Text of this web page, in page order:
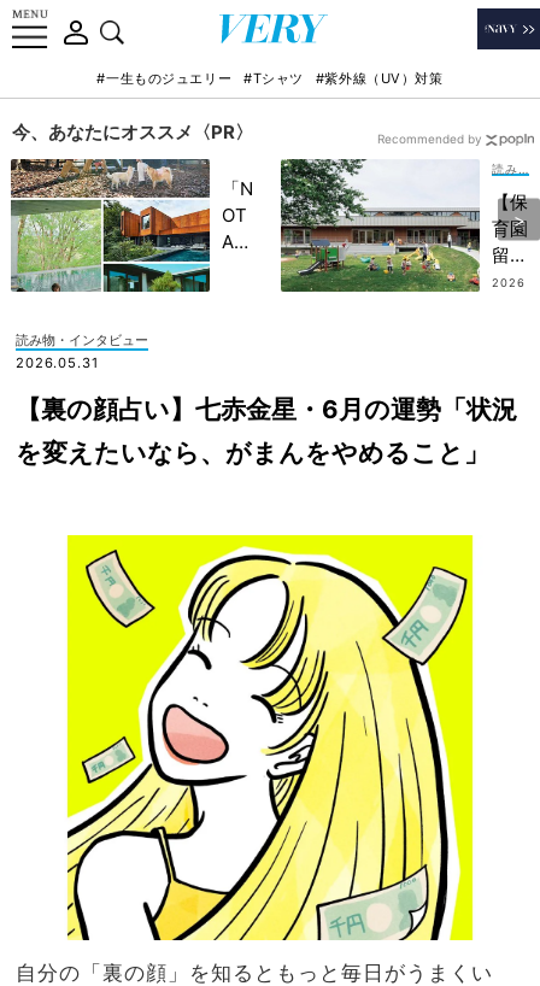
#一生ものジュエリー #Tシャツ #紫外線（UV）対策
今、あなたにオススメ〈PR〉
「N
OT
A
記憶
に一
生残
上の
家族
旅】
を
【保
育園
留学
っ
然に
2026
Recommended by
読み物・インタビュー
2026.05.31
【裏の顔占い】七赤金星・6月の運勢「状況
を変えたいなら、がまんをやめること」
自分の「裏の顔」を知るともっと毎日がうまくい